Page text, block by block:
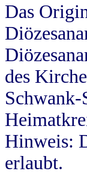
Das
des
Hinweis:
erlaubt.